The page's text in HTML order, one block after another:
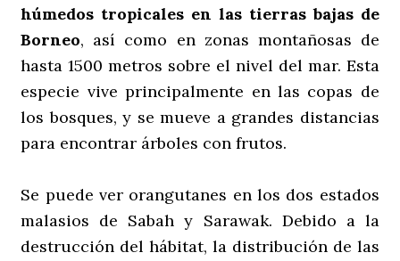
húmedos tropicales en las tierras bajas de
Borneo, así como en zonas montañosas de
hasta 1500 metros sobre el nivel del mar. Esta
especie vive principalmente en las copas de
los bosques, y se mueve a grandes distancias
para encontrar árboles con frutos.
Se puede ver orangutanes en los dos estados
malasios de Sabah y Sarawak. Debido a la
destrucción del hábitat, la distribución de las